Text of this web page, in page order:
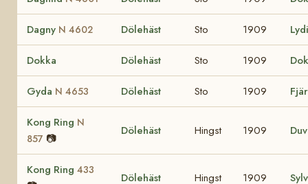
Dagny N 4602 Dölehäst Sto 1909
Dokka Dölehäst Sto 1909
Gyda N 4653 Dölehäst Sto 1909
Kong Ring N
857 📷
Dölehäst Hingst 1909
Kong Ring 433
Dölehäst Hingst 1909